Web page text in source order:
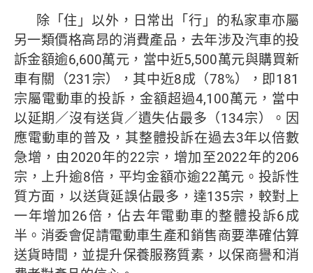
除「住」以外，日常出「行」的私家車亦屬
另一類價格高昂的消費產品，去年涉及汽車的投
訴金額逾6,600萬元，當中近5,500萬元與購買新
車有關（231宗），其中近8成（78%），即181
宗屬電動車的投訴，金額超過4,100萬元，當中
以延期／沒有送貨／遺失佔最多（134宗）。因
應電動車的普及，其整體投訴在過去3年以倍數
急增，由2020年的22宗，增加至2022年的206
宗，上升逾8倍，平均金額亦逾22萬元。投訴性
質方面，以送貨延誤佔最多，達135宗，較對上
一年增加26倍，佔去年電動車的整體投訴6成
半。消委會促請電動車生產和銷售商要準確估算
送貨時間，並提升保養服務質素，以保商譽和消